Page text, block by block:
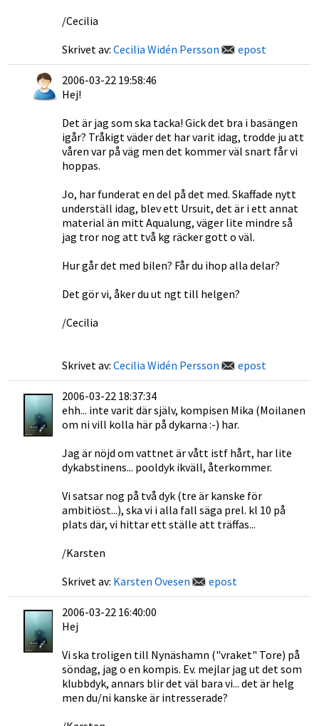
/Cecilia
Skrivet av: Cecilia Widén Persson epost
2006-03-22 19:58:46
Hej!
Det är jag som ska tacka! Gick det bra i basängen
igår? Tråkigt väder det har varit idag, trodde ju att
våren var på väg men det kommer väl snart får vi
hoppas.
Jo, har funderat en del på det med. Skaffade nytt
underställ idag, blev ett Ursuit, det är i ett annat
material än mitt Aqualung, väger lite mindre så
jag tror nog att två kg räcker gott o väl.
Hur går det med bilen? Får du ihop alla delar?
Det gör vi, åker du ut ngt till helgen?
/Cecilia
Skrivet av: Cecilia Widén Persson epost
2006-03-22 18:37:34
ehh... inte varit där själv, kompisen Mika (Moilanen
om ni vill kolla här på dykarna :-) har.
Jag är nöjd om vattnet är vått istf hårt, har lite
dykabstinens... pooldyk ikväll, återkommer.
Vi satsar nog på två dyk (tre är kanske för
ambitiöst...), ska vi i alla fall säga prel. kl 10 på
plats där, vi hittar ett ställe att träffas...
/Karsten
Skrivet av: Karsten Ovesen epost
2006-03-22 16:40:00
Hej
Vi ska troligen till Nynäshamn ("vraket" Tore) på
söndag, jag o en kompis. Ev. mejlar jag ut det som
klubbdyk, annars blir det väl bara vi... det är helg
men du/ni kanske är intresserade?